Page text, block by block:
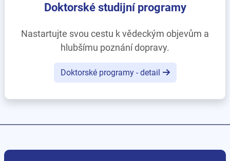
Doktorské studijní programy
Nastartujte svou cestu k vědeckým objevům a
hlubšímu poznání dopravy.
Doktorské programy - detail